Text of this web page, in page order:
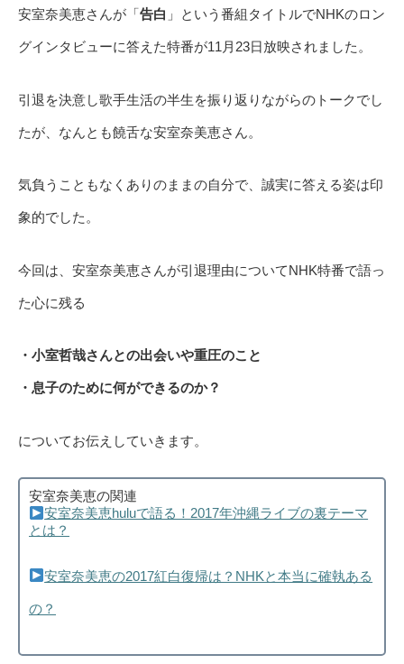
安室奈美恵さんが「告白 」という番組タイトルでNHKのロン
グインタビューに答えた特番が11月23日放映されました。
引退を決意し歌手生活の半生を振り返りながらのトークでし
たが、なんとも饒舌な安室奈美恵さん。
気負うこともなくありのままの自分で、誠実に答える姿は印
象的でした。
今回は、安室奈美恵さんが引退理由についてNHK特番で語っ
た心に残る
・小室哲哉さんとの出会いや重圧のこと
・息子のために何ができるのか？
についてお伝えしていきます。
安室奈美恵の関連
安室奈美恵huluで語る！2017年沖縄ライブの裏テーマ
とは？
安室奈美恵の2017紅白復帰は？NHKと本当に確執ある
の？